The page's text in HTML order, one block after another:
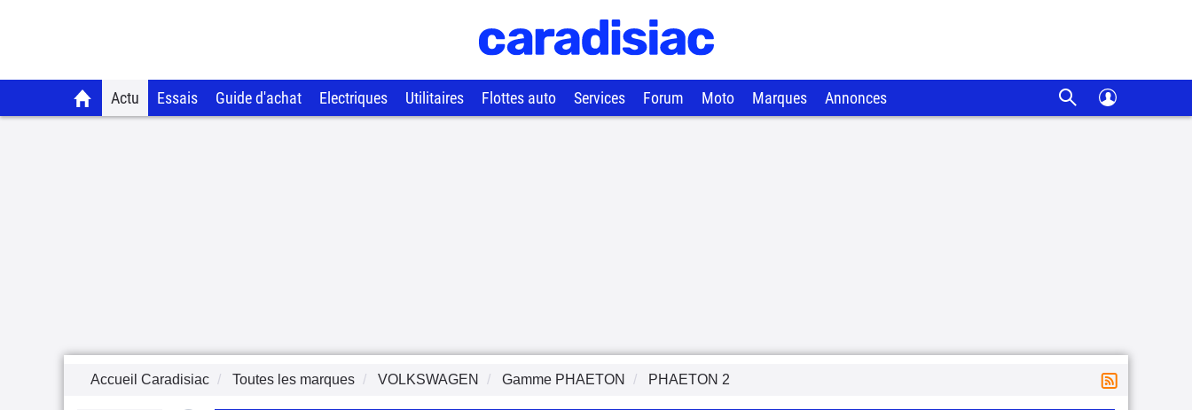
Actu Essais Guide d'achat Electriques Utilitaires Flottes auto Services Forum Moto Marques Annonces
Accueil Caradisiac Toutes les marques VOLKSWAGEN Gamme PHAETON PHAETON 2